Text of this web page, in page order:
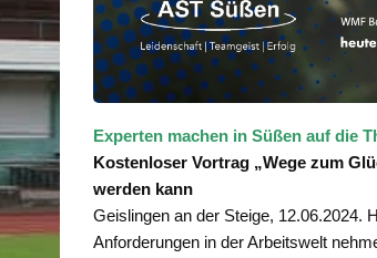
Experten machen in Süßen auf die
Kostenloser Vortrag „Wege zum
werden kann
Geislingen an der Steige, 12.06.2024.
Anforderungen in der Arbeitswelt